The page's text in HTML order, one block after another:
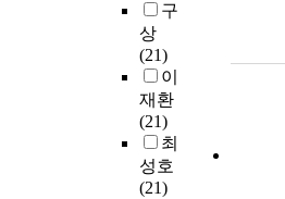
구
상
(21)
이
재환
(21)
최
성호
(21)